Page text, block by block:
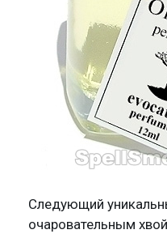
Следующий
очаровательным